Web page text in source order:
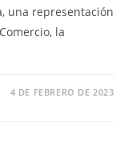
una representación
la
4 DE FEBRERO DE 2023